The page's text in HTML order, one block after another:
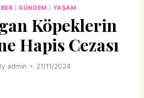
|GÜNDEM YAŞAM
Köpeklerin
Hapis Cezası
admin 21/11/2024